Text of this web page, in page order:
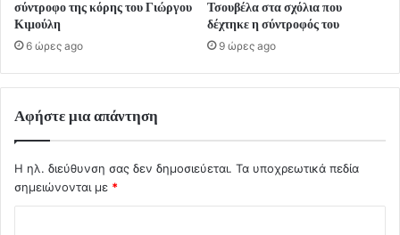
σύντροφο της κόρης του Γιώργου
Κιμούλη
6 ώρες ago
Τσουβέλα στα σχόλια που
δέχτηκε η σύντροφός του
9 ώρες ago
Αφήστε μια απάντηση
Η ηλ. διεύθυνση σας δεν δημοσιεύεται. Τα υποχρεωτικά πεδία
σημειώνονται με *